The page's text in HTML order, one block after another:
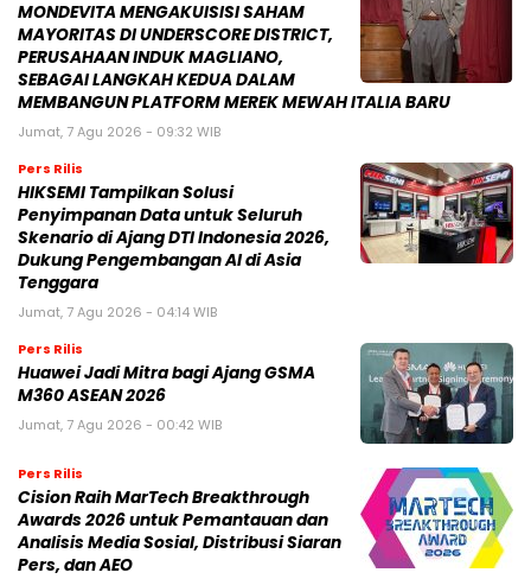
MONDEVITA MENGAKUISISI SAHAM
MAYORITAS DI UNDERSCORE DISTRICT,
PERUSAHAAN INDUK MAGLIANO,
SEBAGAI LANGKAH KEDUA DALAM
MEMBANGUN PLATFORM MEREK MEWAH ITALIA BARU
Jumat, 7 Agu 2026 - 09:32 WIB
Pers Rilis
HIKSEMI Tampilkan Solusi
Penyimpanan Data untuk Seluruh
Skenario di Ajang DTI Indonesia 2026,
Dukung Pengembangan AI di Asia
Tenggara
Jumat, 7 Agu 2026 - 04:14 WIB
Pers Rilis
Huawei Jadi Mitra bagi Ajang GSMA
M360 ASEAN 2026
Jumat, 7 Agu 2026 - 00:42 WIB
Pers Rilis
Cision Raih MarTech Breakthrough
Awards 2026 untuk Pemantauan dan
Analisis Media Sosial, Distribusi Siaran
Pers, dan AEO